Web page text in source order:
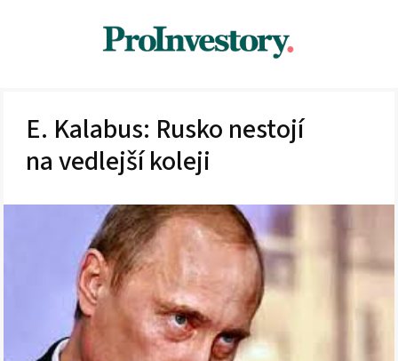
E. Kalabus: Rusko nestojí
na vedlejší koleji